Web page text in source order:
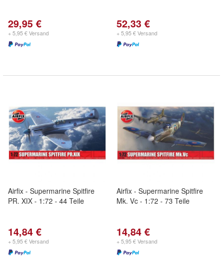
29,95 €
+ 5,95 € Versand
52,33 €
+ 5,95 € Versand
Airfix - Supermarine Spitfire
PR. XIX - 1:72 - 44 Teile
14,84 €
+ 5,95 € Versand
Airfix - Supermarine Spitfire
Mk. Vc - 1:72 - 73 Teile
14,84 €
+ 5,95 € Versand